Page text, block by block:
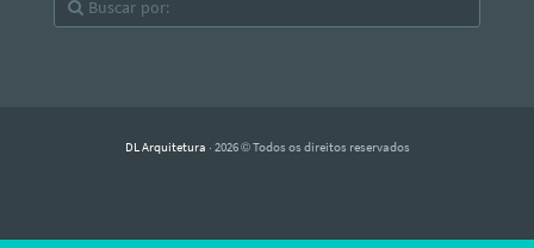
DL Arquitetura · 2026 © Todos os direitos reservados